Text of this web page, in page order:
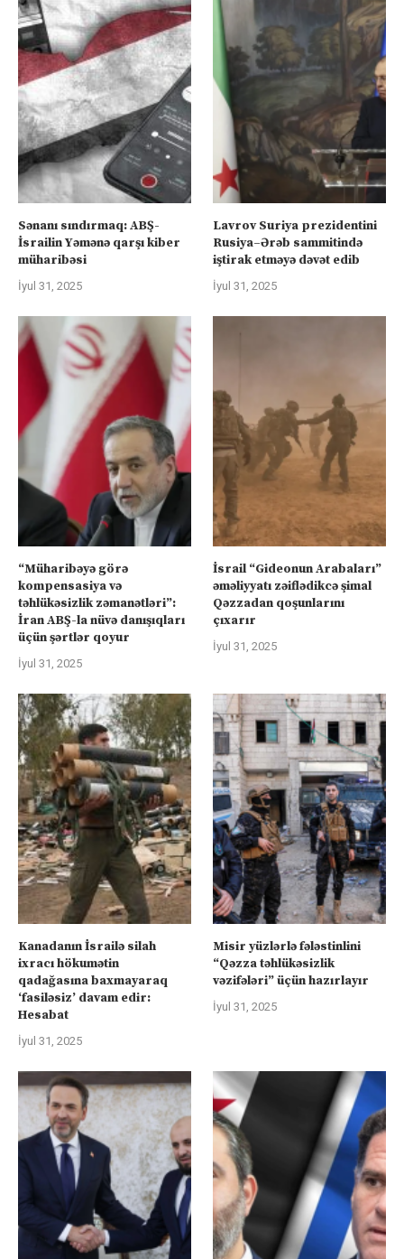
Sənanı sındırmaq: ABŞ-
İsrailin Yəmənə qarşı kiber
müharibəsi
İyul 31, 2025
Lavrov Suriya prezidentini
Rusiya–Ərəb sammitində
iştirak etməyə dəvət edib
İyul 31, 2025
“Müharibəyə görə
kompensasiya və
təhlükəsizlik zəmanətləri”:
İran ABŞ-la nüvə danışıqları
üçün şərtlər qoyur
İyul 31, 2025
İsrail “Gideonun Arabaları”
əməliyyatı zəiflədikcə şimal
Qəzzadan qoşunlarını
çıxarır
İyul 31, 2025
Kanadanın İsrailə silah
ixracı hökumətin
qadağasına baxmayaraq
‘fasiləsiz’ davam edir:
Hesabat
İyul 31, 2025
Misir yüzlərlə fələstinlini
“Qəzza təhlükəsizlik
vəzifələri” üçün hazırlayır
İyul 31, 2025